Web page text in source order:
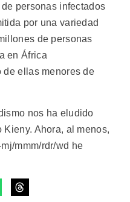
personas infectados
por una variedad
de personas
en África
de ellas menores de
nos ha eludido
Ahora, al menos,
mmm/rdr/wd he